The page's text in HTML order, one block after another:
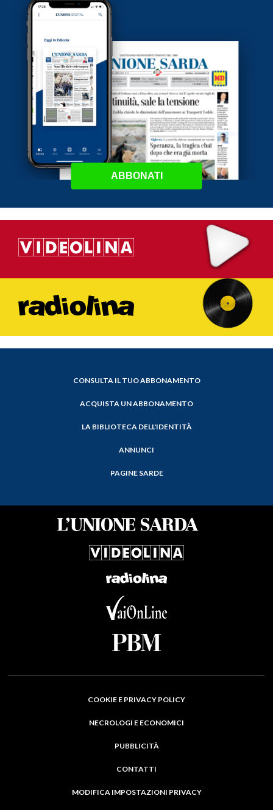
ABBONATI
CONSULTA IL TUO ABBONAMENTO
ACQUISTA UN ABBONAMENTO
LA BIBLIOTECA DELL'IDENTITÀ
ANNUNCI
PAGINE SARDE
COOKIE E PRIVACY POLICY
NECROLOGI E ECONOMICI
PUBBLICITÀ
CONTATTI
MODIFICA IMPOSTAZIONI PRIVACY